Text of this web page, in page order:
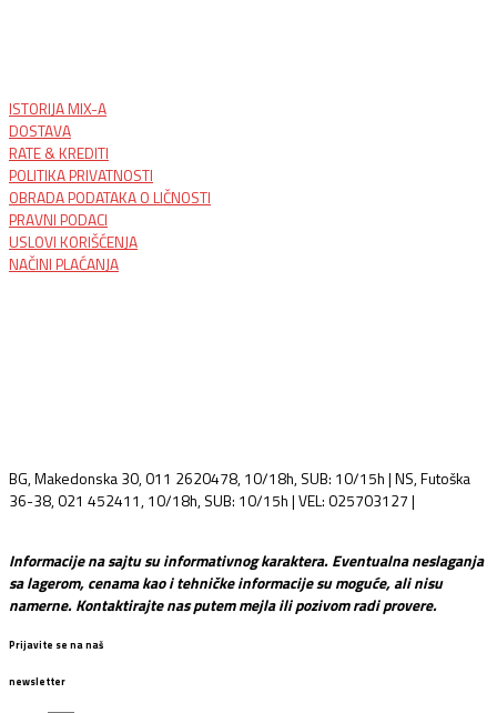
ISTORIJA MIX-A
DOSTAVA
RATE & KREDITI
POLITIKA PRIVATNOSTI
OBRADA PODATAKA O LIČNOSTI
PRAVNI PODACI
USLOVI KORIŠĆENJA
NAČINI PLAĆANJA
BG, Makedonska 30, 011 2620478, 10/18h, SUB: 10/15h | NS, Futoška
36-38, 021 452411, 10/18h, SUB: 10/15h | VEL: 025703127 |
Informacije na sajtu su informativnog karaktera. Eventualna neslaganja
sa lagerom, cenama kao i tehničke informacije su moguće, ali nisu
namerne. Kontaktirajte nas putem mejla ili pozivom radi provere.
Prijavite se na naš
newsletter